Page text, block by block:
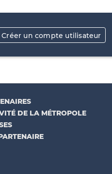
Créer un compte utilisateur
DE LA MÉTROPOLE